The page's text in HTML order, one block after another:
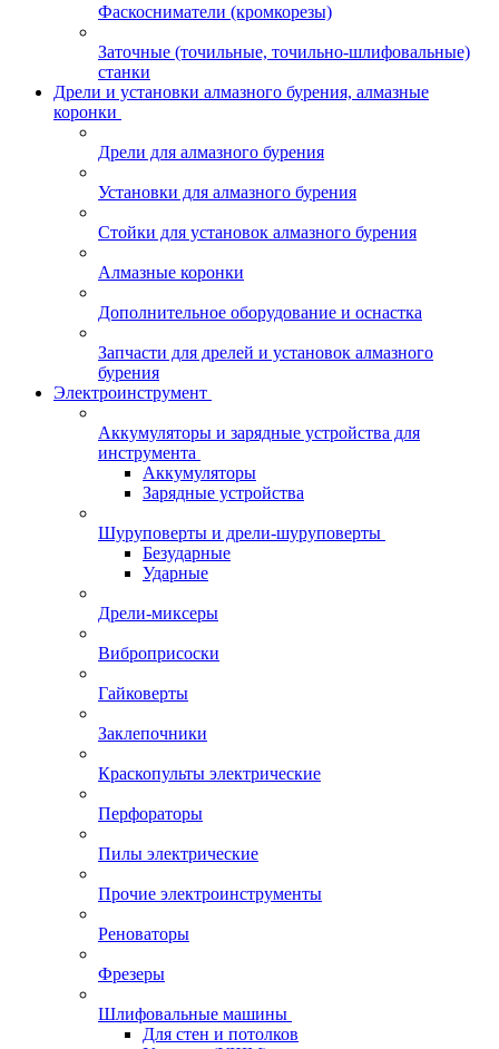
Фаскосниматели (кромкорезы)
Заточные (точильные, точильно-шлифовальные)
станки
Дрели и установки алмазного бурения, алмазные
коронки
Дрели для алмазного бурения
Установки для алмазного бурения
Стойки для установок алмазного бурения
Алмазные коронки
Дополнительное оборудование и оснастка
Запчасти для дрелей и установок алмазного
бурения
Электроинструмент
Аккумуляторы и зарядные устройства для
инструмента
Аккумуляторы
Зарядные устройства
Шуруповерты и дрели-шуруповерты
Безударные
Ударные
Дрели-миксеры
Виброприсоски
Гайковерты
Заклепочники
Краскопульты электрические
Перфораторы
Пилы электрические
Прочие электроинструменты
Реноваторы
Фрезеры
Шлифовальные машины
Для стен и потолков